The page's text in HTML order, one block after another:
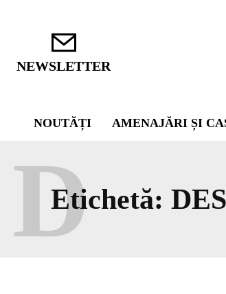
NEWSLETTER
NOUTĂȚI AMENAJĂRI ȘI
Etichetă:
D